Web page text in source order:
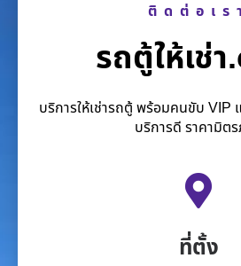
ติดต่อเรา
รถตู้ให้เช่
บริการให้เช่ารถตู้ พร้อมคนขับ VIP
บริการดี ราคามิต
ที่ตั้ง